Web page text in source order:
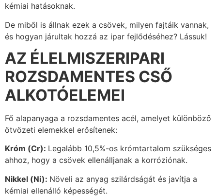
kémiai hatásoknak.
De miből is állnak ezek a csövek, milyen fajtáik vannak,
és hogyan járultak hozzá az ipar fejlődéséhez? Lássuk!
AZ ÉLELMISZERIPARI
ROZSDAMENTES CSŐ
ALKOTÓELEMEI
Fő alapanyaga a rozsdamentes acél, amelyet különböző
ötvözeti elemekkel erősítenek:
Króm (Cr): Legalább 10,5%-os krómtartalom szükséges
ahhoz, hogy a csövek ellenálljanak a korróziónak.
Nikkel (Ni): Növeli az anyag szilárdságát és javítja a
kémiai ellenálló képességét.